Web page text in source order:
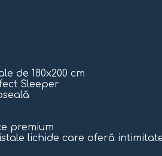
de 180x200 cm
Sleeper
premium
lichide care oferă